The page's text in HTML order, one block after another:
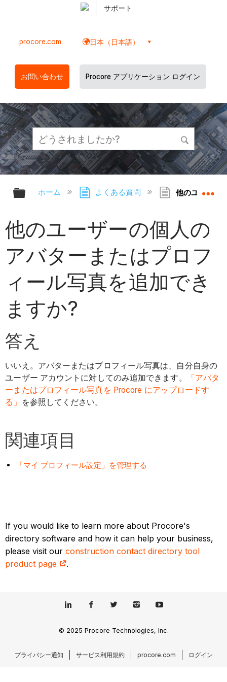
サポート
procore.com 日本（日本語）
お問い合わせ Procore アプリケーション ログイン
グローバル階層を展開/折りたたむ
ホーム よくある質問 他のユーザー
他のユーザーの個人の
アバターまたはプロフ
ィール写真を追加でき
ますか?
答え
いいえ。アバターまたはプロフィール写真は、自分自身の
ユーザー アカウントに対してのみ追加できます。
「アバタ
ーまたはプロフィール写真を Procore にアップロードす
る」
を参照してください。
関連項目
「マイ プロフィール設定」を管理する
If you would like to learn more about Procore's
directory software and how it can help your business,
please visit ourconstruction contact directory tool
product page
.
© 2025 Procore Technologies, Inc.
プライバシー通知 サービス利用規約 procore.com ログイン